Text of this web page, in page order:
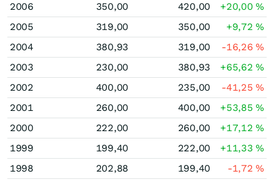
2006
350,00 420,00 +20,00%
2005
319,00 350,00 +9,72%
2004
380,93 319,00 -16,26%
2003
230,00 380,93 +65,62%
2002
400,00 235,00 -41,25%
2001
260,00 400,00 +53,85%
2000
222,00 260,00 +17,12%
1999
199,40 222,00 +11,33%
1998
202,88 199,40 -1,72%